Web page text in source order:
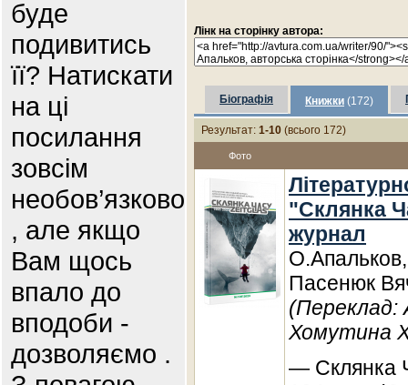
буде
подивитись
її? Натискати
на ці
посилання
зовсім
необов’язково
, але якщо
Вам щось
впало до
вподоби -
дозволяємо .
Лінк на сторінку автора:
Біографія Книжки (172)
Результат: 1-10 (всього 172)
Фото
"Склянка
журнал
Пасенюк
(Переклад:
Хомутина
— Склянка